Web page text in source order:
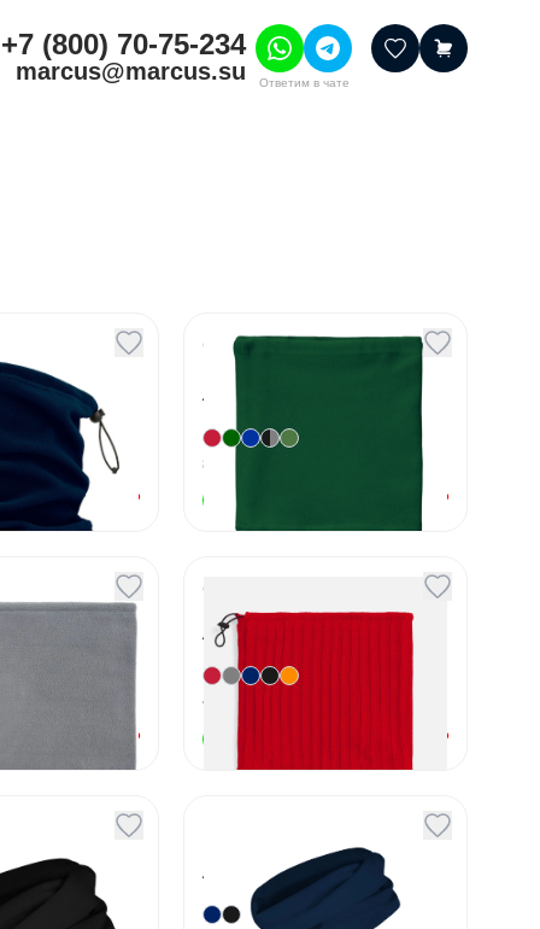
+7 (800) 70-75-234
marcus@marcus.su Ответим в чате
флис
от ₽
Снуд флисовый
NUKKA
Артикул
8
В наличии 204,44 ₽
₽
Снуд ComFleece
Артикул
4 вариант
₽
Шарф-снуд DELUN
Артикул 5802